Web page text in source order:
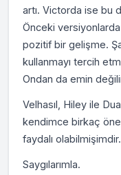
artı. Victorda ise bu
Önceki
pozitif bir gelişme.
kullanmayı tercih
Ondan da emin
Velhasıl, Hiley ile
kendimce birkaç
faydalı olabilmişimdir.
Saygılarımla.